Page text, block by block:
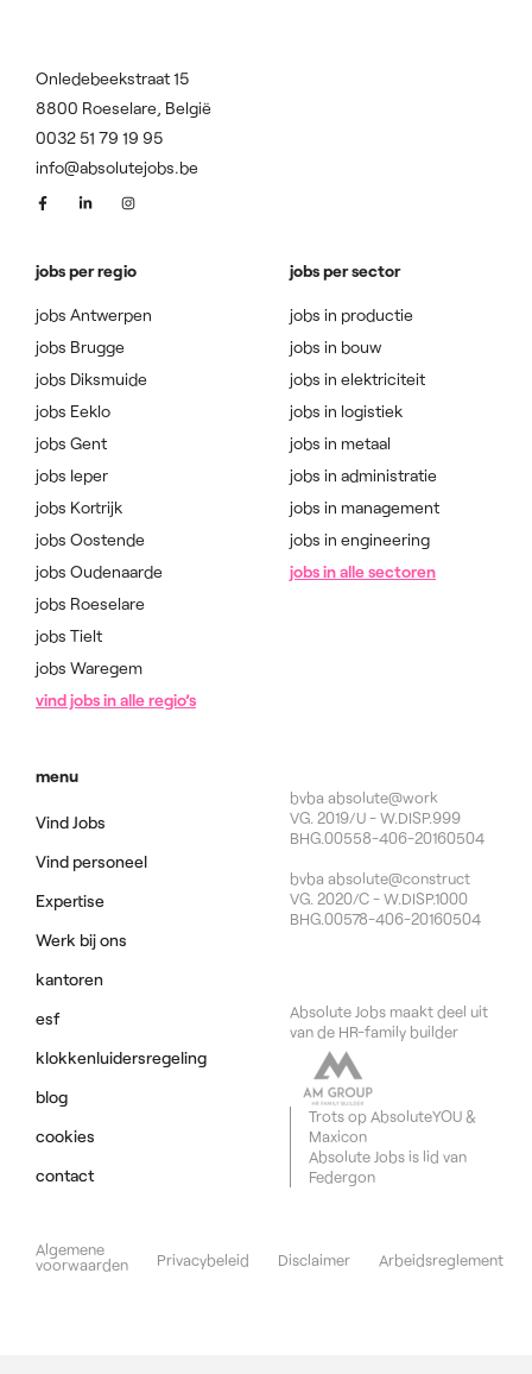
Onledebeekstraat 15
8800 Roeselare, België
0032 51 79 19 95
info@absolutejobs.be
menu
Vind Jobs
Vind personeel
Expertise
Werk bij ons
kantoren
esf
klokkenluidersregeling
blog
cookies
contact
jobs per regio
jobs Antwerpen
jobs Brugge
jobs Diksmuide
jobs Eeklo
jobs Gent
jobs Ieper
jobs Kortrijk
jobs Oostende
jobs Oudenaarde
jobs Roeselare
jobs Tielt
jobs Waregem
vind jobs in alle regio’s
jobs per sector
jobs in productie
jobs in bouw
jobs in elektriciteit
jobs in logistiek
jobs in metaal
jobs in administratie
jobs in management
jobs in engineering
jobs in alle sectoren
Absolute Jobs maakt deel uit
van de HR-family builder
Trots op AbsoluteYOU&
Maxicon
Absolute Jobs is lid van
Federgon
bvba absolute@work
VG. 2019/U - W.DISP.999
BHG.00558-406-20160504
bvba absolute@construct
VG. 2020/C - W.DISP.1000
BHG.00578-406-20160504
Algemene
voorwaarden
Privacybeleid Disclaimer Arbeidsreglement